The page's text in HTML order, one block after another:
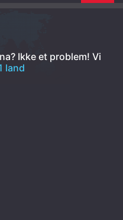
Ikke et problem! Vi
land